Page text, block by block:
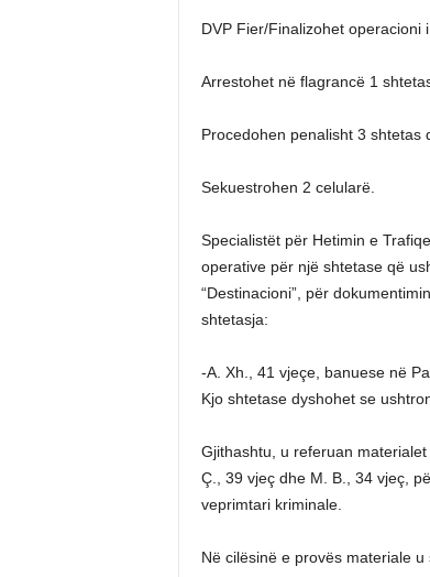
DVP Fier/Finalizohet operacioni i
Arrestohet në flagrancë 1
Procedohen penalisht 3 shtetas
Sekuestrohen 2 celularë.
Specialistët për Hetimin e
operative për një shtetase që
“Destinacioni”, për
shtetasja:
-A. Xh., 41 vjeçe, banuese në
Kjo shtetase dyshohet se
Gjithashtu, u referuan
Ç., 39 vjeç dhe M. B., 34 vjeç,
veprimtari kriminale.
Në cilësinë e provës materiale u